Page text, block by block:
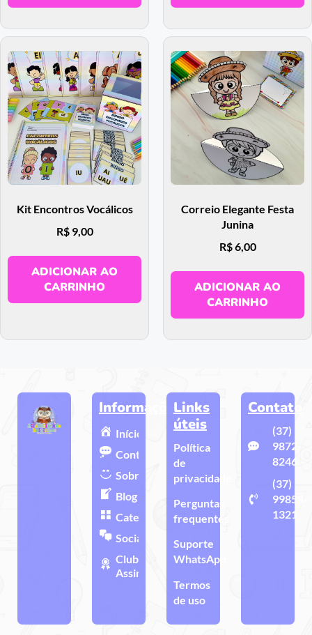
Kit Encontros Vocálicos
R$9,00
ADICIONAR AO
CARRINHO
Correio Elegante Festa
Junina
R$6,00
ADICIONAR AO
CARRINHO
Informações
Início
Contato
Sobre
Blog
Categorias
Sociais
Clube de
Assinatura
Links
úteis
Política
de
privacidade
Perguntas
frequentes
Suporte
WhatsApp
Termos
de uso
Contato
(37)
9872-
8246
(37)
99858-
1321